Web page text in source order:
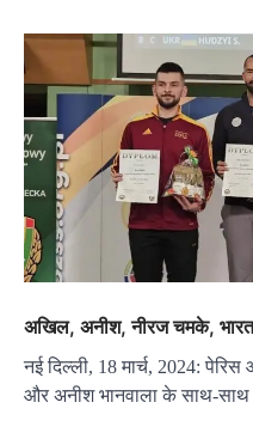
अखिल, अनीश, नीरज चमके, भारत
नई दिल्ली, 18 मार्च, 2024:
और अनीश भानवाला के साथ-साथ